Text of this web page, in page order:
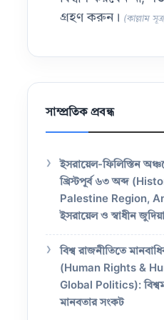
গ্রহণ করুন। (কাল্লাম
সাম্প্রতিক প্রবন্ধ
ইসরায়েল-ফিলিস্তিন
খ্রিস্টপূর্ব ৬৩ অব্দ
Palestine Region,
ইসরায়েল ও স্বাধীন
বিশ্ব রাজনীতিতে
(Human Rights &
Global Politics):
মানবতার সংকট